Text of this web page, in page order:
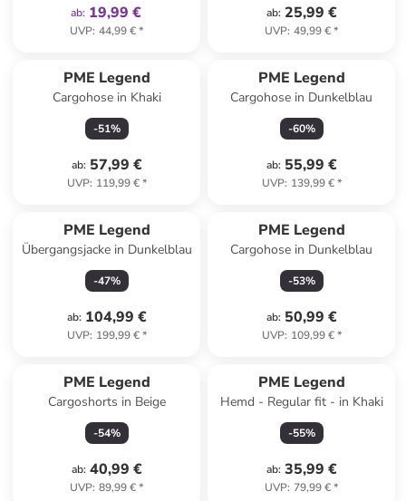
ab: 19,99 €
UVP: 44,99 €*
ab: 25,99 €
UVP: 49,99 €*
PME Legend
Cargohose in Khaki
-51%
ab: 57,99 €
UVP: 119,99 €*
PME Legend
Cargohose in Dunkelblau
-60%
ab: 55,99 €
UVP: 139,99 €*
PME Legend
Übergangsjacke in Dunkelblau
-47%
ab: 104,99 €
UVP: 199,99 €*
PME Legend
Cargohose in Dunkelblau
-53%
ab: 50,99 €
UVP: 109,99 €*
PME Legend
Cargoshorts in Beige
-54%
ab: 40,99 €
UVP: 89,99 €*
PME Legend
Hemd - Regular fit - in Khaki
-55%
ab: 35,99 €
UVP: 79,99 €*